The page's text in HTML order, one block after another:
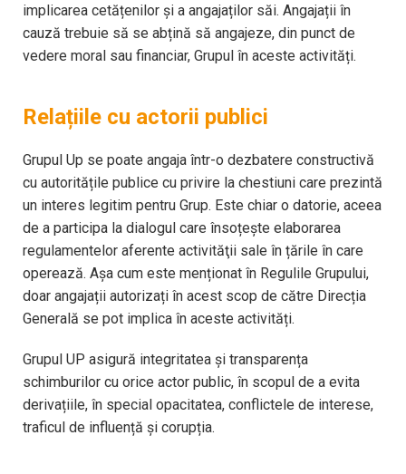
implicarea cetățenilor şi a angajaților săi. Angajații în
cauză trebuie să se abțină să angajeze, din punct de
vedere moral sau financiar, Grupul în aceste activități.
Relațiile cu actorii publici
Grupul Up se poate angaja într-o dezbatere constructivă
cu autoritățile publice cu privire la chestiuni care prezintă
un interes legitim pentru Grup. Este chiar o datorie, aceea
de a participa la dialogul care însoțește elaborarea
regulamentelor aferente activităţii sale în țările în care
operează. Aşa cum este menționat în Regulile Grupului,
doar angajații autorizați în acest scop de către Direcția
Generală se pot implica în aceste activități.
Grupul UP asigură integritatea și transparența
schimburilor cu orice actor public, în scopul de a evita
derivațiile, în special opacitatea, conflictele de interese,
traficul de influență și corupția.